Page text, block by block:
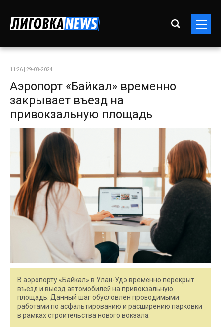
11:26 | 29-08-2024
Аэропорт «Байкал» временно
закрывает въезд на
привокзальную площадь
В аэропорту «Байкал» в Улан-Удэ временно перекрыт
въезд и выезд автомобилей на привокзальную
площадь. Данный шаг обусловлен проводимыми
работами по асфальтированию и расширению парковки
в рамках строительства нового вокзала.